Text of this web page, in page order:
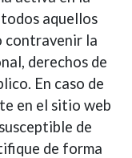
aquellos
contravenir la
derechos de
En caso de
en el sitio web
de
de forma